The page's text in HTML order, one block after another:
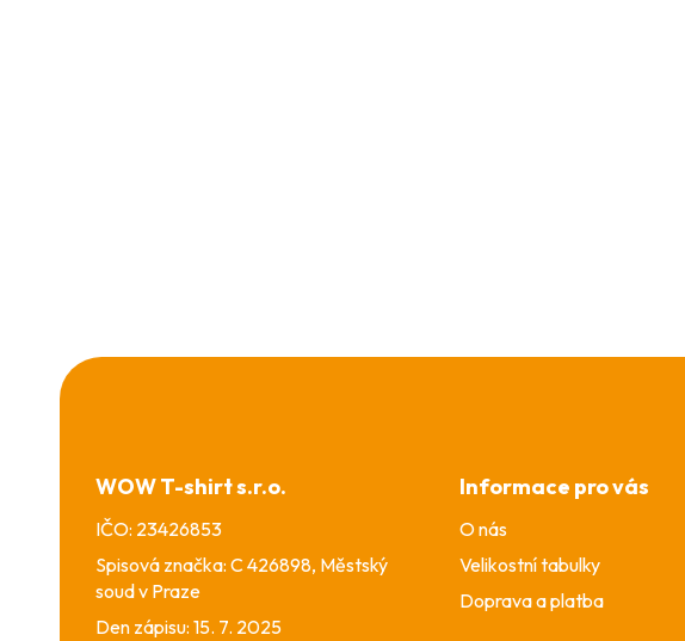
Z
WOW T-shirt s.r.o.
IČO: 23426853
Spisová značka: C 426898, Městský
soud v Praze
Den zápisu: 15. 7. 2025
Informace pro vás
O nás
Velikostní tabulky
Doprava a platba